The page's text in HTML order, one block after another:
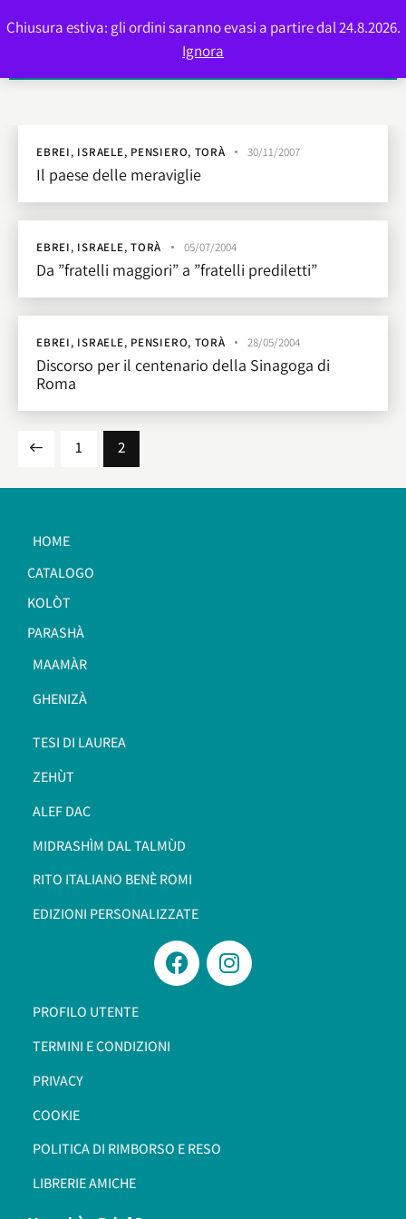
EBREI, ISRAELE, PENSIERO, TORÀ 30/11/2007
Il paese delle meraviglie
EBREI, ISRAELE,TORÀ 05/07/2004
Da ”fratelli maggiori” a ”fratelli prediletti”
EBREI, ISRAELE, PENSIERO, TORÀ 28/05/2004
Discorso per il centenario della Sinagoga di
Roma
1 2
HOME
CATALOGO
KOLÒT
PARASHÀ
MAAMÀR
GHENIZÀ
TESI DI LAUREA
ZEHÙT
ALEF DAC
MIDRASHÌM DAL TALMÙD
RITO ITALIANO BENÈ ROMI​
EDIZIONI PERSONALIZZATE
PROFILO UTENTE
TERMINI E CONDIZIONI
PRIVACY
COOKIE
POLITICA DI RIMBORSO E RESO
LIBRERIE AMICHE
Chiusura estiva: gli ordini saranno evasi a partire dal 24.8.2026.
Ignora